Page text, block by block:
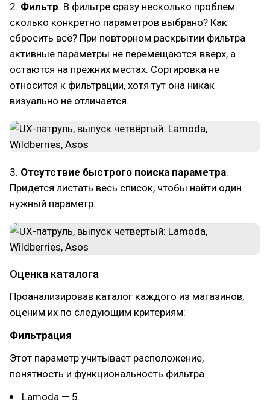
2. Фильтр. В фильтре сразу несколько проблем:
сколько конкретно параметров выбрано? Как
сбросить всё? При повторном раскрытии фильтра
активные параметры не перемещаются вверх, а
остаются на прежних местах. Сортировка не
относится к фильтрации, хотя тут она никак
визуально не отличается.
3. Отсутствие быстрого поиска параметра.
Придется листать весь список, чтобы найти один
нужный параметр.
Оценка каталога
Проанализировав каталог каждого из магазинов,
оценим их по следующим критериям:
Фильтрация
Этот параметр учитывает расположение,
понятность и функциональность фильтра.
Lamoda — 5.